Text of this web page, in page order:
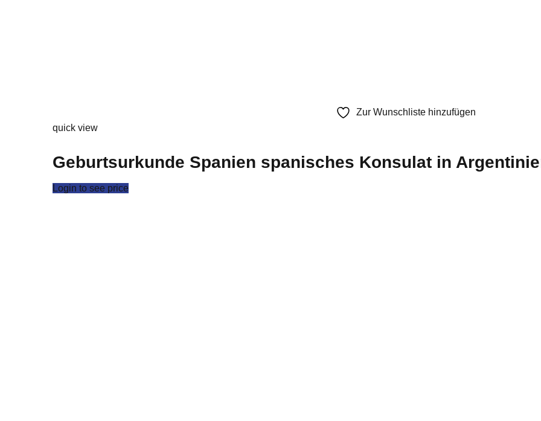
Zur Wunschliste hinzufügen
quick view
Geburtsurkunde Spanien spanisches Konsulat in
Login to see price